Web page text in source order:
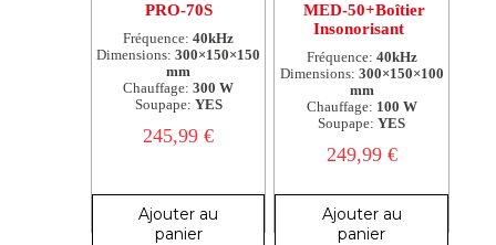
PRO-70S
Fréquence: 40kHz
Dimensions: 300×150×150
mm
Chauffage: 300 W
Soupape: YES
245,99€
Ajouter au
panier
MED-50+Boîtier
Insonorisant
Fréquence: 40kHz
Dimensions: 300×150×100
mm
Chauffage: 100 W
Soupape: YES
249,99 €
Ajouter au
panier